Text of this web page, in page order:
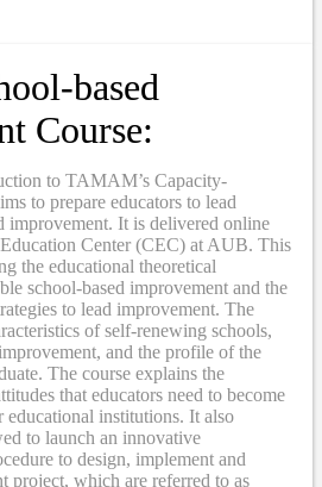
based
Course:
to TAMAM’s Capacity-
to prepare educators to lead
improvement. It is delivered online
Center (CEC) at AUB. This
the educational theoretical
school-based improvement and the
to lead improvement. The
of self-renewing schools,
and the profile of the
The course explains the
that educators need to become
educational institutions. It also
to launch an innovative
to design, implement and
project, which are referred to as